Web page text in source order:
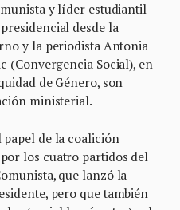
y líder estudiantil
desde la
y la periodista Antonia
(Convergencia Social), en
de Género, son
ministerial.
papel de la coalición
los cuatro partidos del
que lanzó la
pero que también